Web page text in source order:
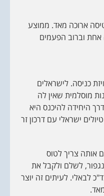
ארוכה מאד. ממוצע
אחת וברוב הפעמים
כניסה. לישראלים
מוסלמית שאין לה
היחידה להיכנס היא
ישראלי עם דרכון זר
אותה צריך לטוס
לשלם ולקבל את
לבאלי. לעיתים זה יוצר